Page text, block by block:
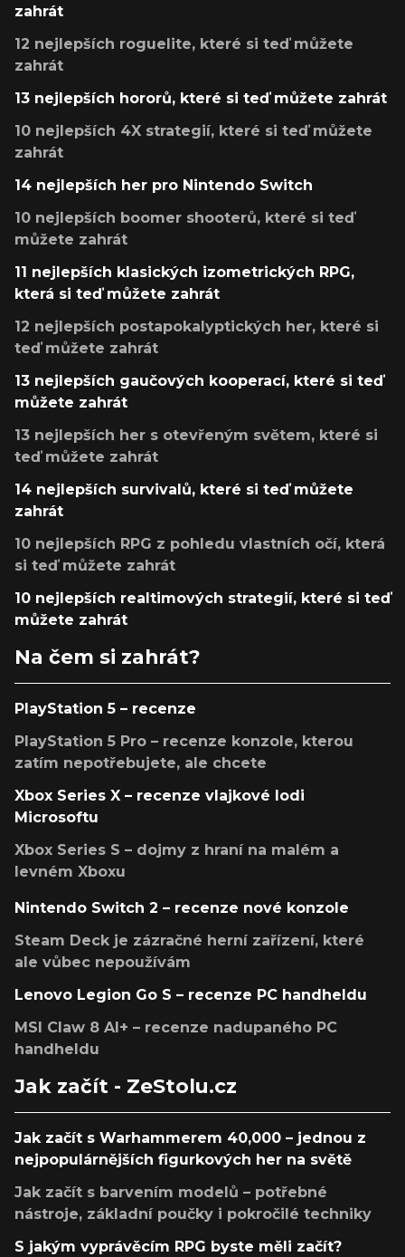
zahrát
12 nejlepších roguelite, které si teď můžete
zahrát
13 nejlepších hororů, které si teď můžete zahrát
10 nejlepších 4X strategií, které si teď můžete
zahrát
14 nejlepších her pro Nintendo Switch
10 nejlepších boomer shooterů, které si teď
můžete zahrát
11 nejlepších klasických izometrických RPG,
která si teď můžete zahrát
12 nejlepších postapokalyptických her, které si
teď můžete zahrát
13 nejlepších gaučových kooperací, které si teď
můžete zahrát
13 nejlepších her s otevřeným světem, které si
teď můžete zahrát
14 nejlepších survivalů, které si teď můžete
zahrát
10 nejlepších RPG z pohledu vlastních očí, která
si teď můžete zahrát
10 nejlepších realtimových strategií, které si teď
můžete zahrát
Na čem si zahrát?
PlayStation 5 – recenze
PlayStation 5 Pro – recenze konzole, kterou
zatím nepotřebujete, ale chcete
Xbox Series X – recenze vlajkové lodi
Microsoftu
Xbox Series S – dojmy z hraní na malém a
levném Xboxu
Nintendo Switch 2 – recenze nové konzole
Steam Deck je zázračné herní zařízení, které
ale vůbec nepoužívám
Lenovo Legion Go S – recenze PC handheldu
MSI Claw 8 AI+ – recenze nadupaného PC
handheldu
Jak začít - ZeStolu.cz
Jak začít s Warhammerem 40,000 – jednou z
nejpopulárnějších figurkových her na světě
Jak začít s barvením modelů – potřebné
nástroje, základní poučky i pokročilé techniky
S jakým vyprávěcím RPG byste měli začít?